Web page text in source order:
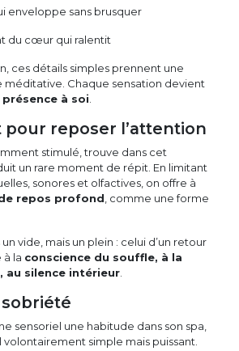
enveloppe sans brusquer
du cœur qui ralentit
ces détails simples prennent une
méditative. Chaque sensation devient
à soi
reposer l’attention
stimulé, trouve dans cet
un rare moment de répit. En limitant
sonores et olfactives, on offre à
repos profond , comme une forme
vide, mais un plein : celui d’un retour
à la conscience du souffle, à la
au silence intérieur
sensoriel une habitude dans son spa,
volontairement simple mais puissant.